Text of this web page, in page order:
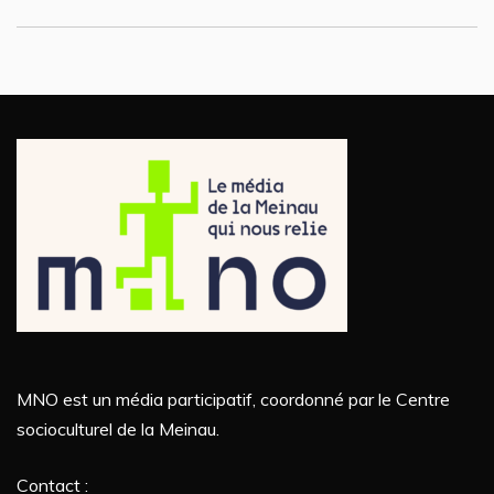
MNO est un média participatif, coordonné par le Centre
socioculturel de la Meinau.
Contact :